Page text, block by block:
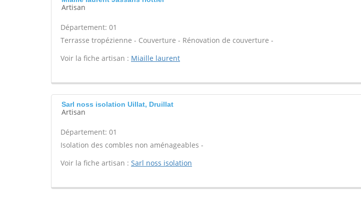
Artisan
Département: 01
Terrasse tropézienne - Couverture - Rénovation de couverture -
Voir la fiche artisan : Miaille laurent
Sarl noss isolation Uillat, Druillat
Artisan
Département: 01
Isolation des combles non aménageables -
Voir la fiche artisan : Sarl noss isolation